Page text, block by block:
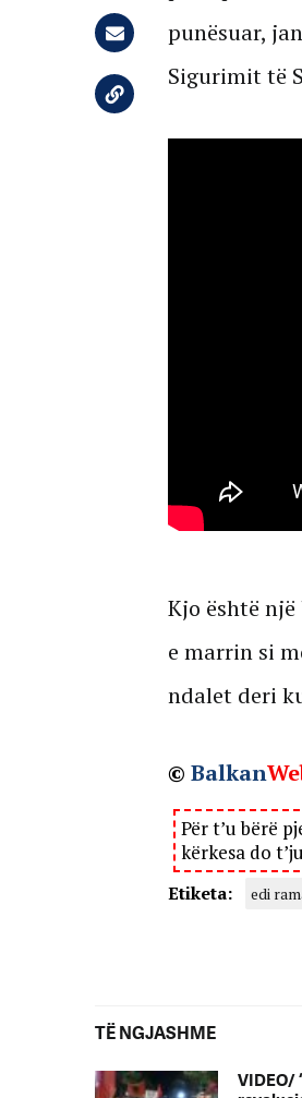
punësuar,
Sigurimit të
Kjo është
e marrin si
ndalet deri
© Balkan
Për t’u bërë
kërkesa do
Etiketa: edi
TË NGJASHME
VIDEO/